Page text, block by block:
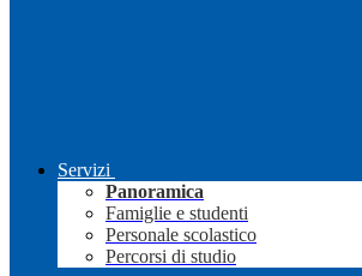
Servizi
Panoramica
Famiglie e studenti
Personale scolastico
Percorsi di studio